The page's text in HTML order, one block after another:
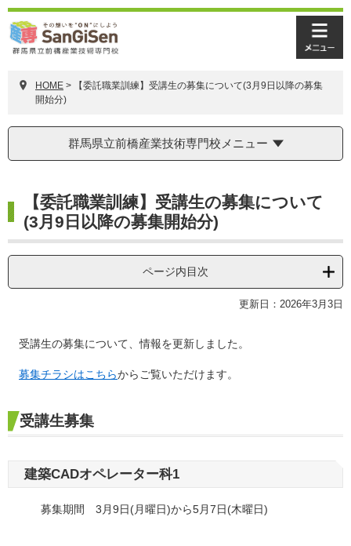
ペ
ー
ジ
す。
メ
ニ
ュ
し
本
メ
ニ
ュ
ー
HOME >
【委託職業訓練】受講生の募集について(3月9日以降の募集
開始分)
群馬県立前橋産業技術専門校メニュー
文
【委託職業訓練】受講生の募集について
(3月9日以降の募集開始分)
ページ内目次
更新日：2026年3月3日
受講生の募集について、情報を更新しました。
募集チラシはこちらからご覧いただけます。
受講生募集
建築CADオペレーター科1
募集期間 3月9日(月曜日)から5月7日(木曜日)